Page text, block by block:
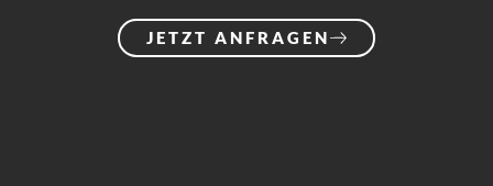
JETZT ANFRAGEN